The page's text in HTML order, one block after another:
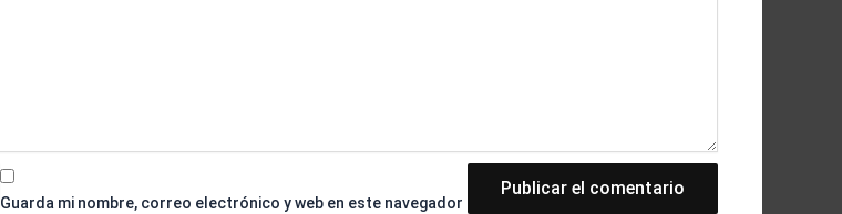
Guarda mi nombre, correo electrónico y web en este navegador